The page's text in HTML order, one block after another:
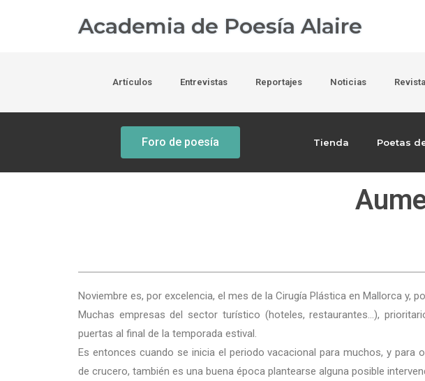
Academia de Poesía Alaire
Artículos Entrevistas Reportajes Noticias
Foro de poesía Tienda Poetas
Noviembre es, por excelencia, el mes de la Cirugía Plástica en Mallorca y,
Muchas empresas del sector turístico (hoteles, restaurantes…),
puertas al final de la temporada estival.
Es entonces cuando se inicia el periodo vacacional para muchos, y
de crucero, también es una buena época plantearse alguna posible